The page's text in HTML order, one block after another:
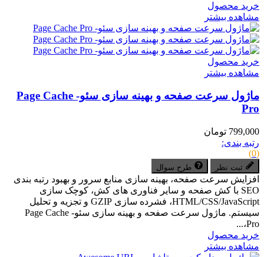
خرید محصول
مشاهده بیشتر
خرید محصول
مشاهده بیشتر
ماژول سرعت صفحه و بهینه سازی سئو- Page Cache
Pro
799,000 تومان
رتبه بندی:
(0)
ثبت نظر طرح سوال
افزایش سرعت صفحه، بهینه سازی منابع سرور و بهبود رتبه بندی
SEO با کش صفحه و سایر فناوری های کش، کوچک سازی
HTML/CSS/JavaScript، فشرده سازی GZIP و تجزیه و تحلیل
سیستم. ماژول سرعت صفحه و بهینه سازی سئو- Page Cache
Pro،...
خرید محصول
مشاهده بیشتر